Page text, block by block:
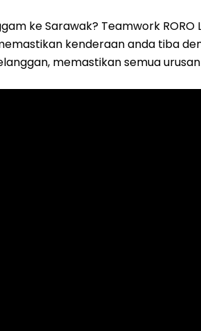
ke Sarawak? Teamwork
kenderaan anda tiba
memastikan semua